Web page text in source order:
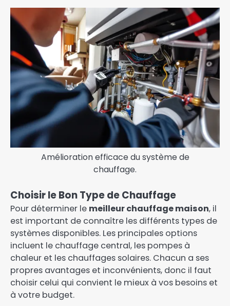
Amélioration efficace du système de
chauffage.
Choisir le Bon Type de Chauffage
Pour déterminer le meilleur chauffage maison, il
est important de connaître les différents types de
systèmes disponibles. Les principales options
incluent le chauffage central, les pompes à
chaleur et les chauffages solaires. Chacun a ses
propres avantages et inconvénients, donc il faut
choisir celui qui convient le mieux à vos besoins et
à votre budget.